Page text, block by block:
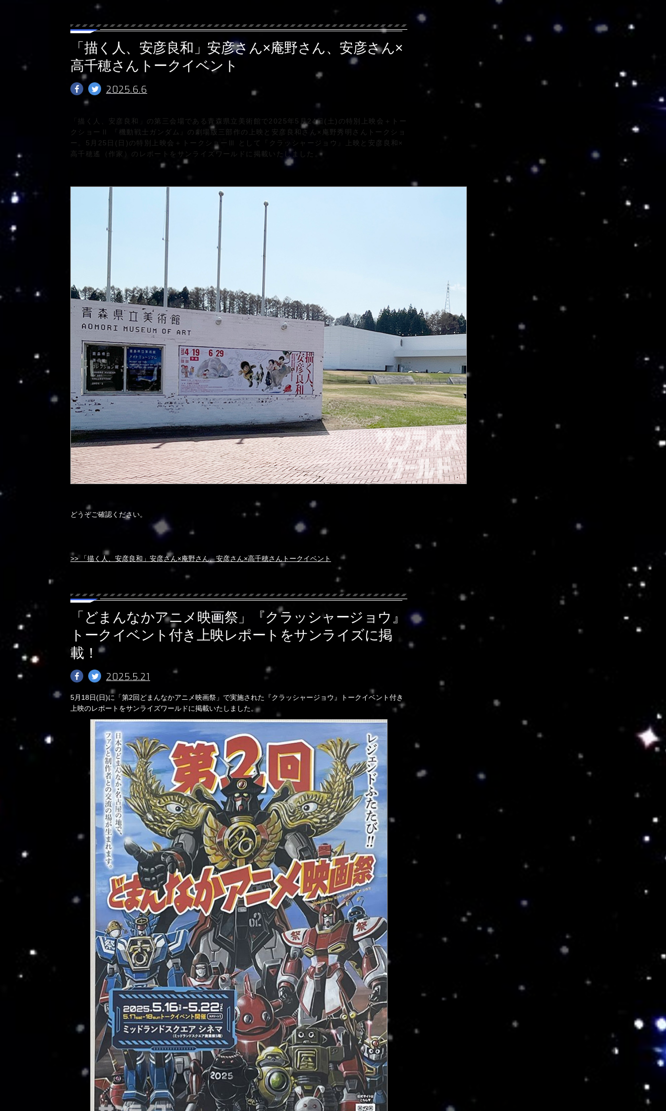
「描く人、安彦良和」安彦さん×庵野さん、安彦さん×
高千穂さんトークイベント
2025.6.6
「描く人、安彦良和」の第三会場である青森県立美術館で2025年5月24日(土)の特別上映会＋トー
クショーⅡ 『機動戦士ガンダム』の劇場版三部作の上映と安彦良和さん×庵野秀明さんトークショ
ー。5月25日(日)の特別上映会＋トークショーⅢ として『クラッシャージョウ』上映と安彦良和×
高千穂遙（作家） のレポートをサンライズワールドに掲載いたしました。
どうぞご確認ください。
>> 「描く人、安彦良和」安彦さん×庵野さん、安彦さん×高千穂さんトークイベント
「どまんなかアニメ映画祭」『クラッシャージョウ』
トークイベント付き上映レポートをサンライズに掲
載！
2025.5.21
5月18日(日)に「第2回どまんなかアニメ映画祭」で実施された『クラッシャージョウ』トークイベント付き
上映のレポートをサンライズワールドに掲載いたしました。